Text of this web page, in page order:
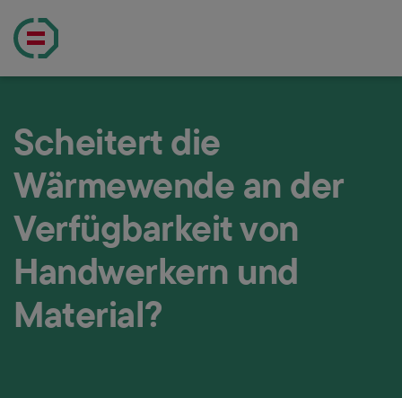
Scheitert die
Wärmewende an der
Verfügbarkeit von
Handwerkern und
Material?